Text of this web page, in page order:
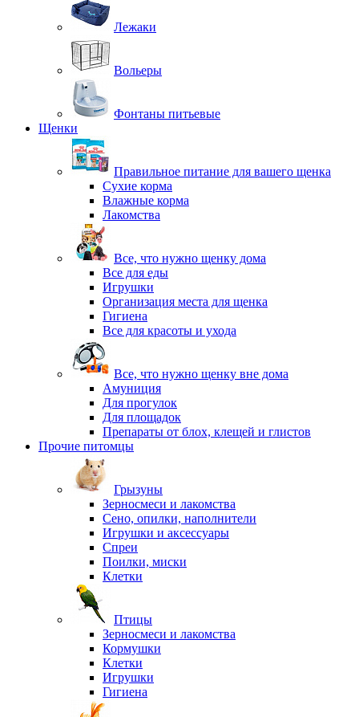
Лежаки
Вольеры
Фонтаны питьевые
Щенки
Правильное питание для вашего щенка
Сухие корма
Влажные корма
Лакомства
Все, что нужно щенку дома
Все для еды
Игрушки
Организация места для щенка
Гигиена
Все для красоты и ухода
Все, что нужно щенку вне дома
Амуниция
Для прогулок
Для площадок
Препараты от блох, клещей и глистов
Прочие питомцы
Грызуны
Зерносмеси и лакомства
Сено, опилки, наполнители
Игрушки и аксессуары
Спреи
Поилки, миски
Клетки
Птицы
Зерносмеси и лакомства
Кормушки
Клетки
Игрушки
Гигиена